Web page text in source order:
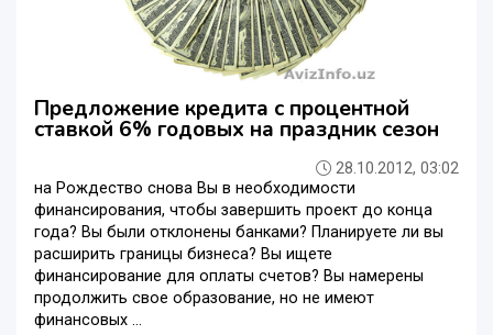
Предложение кредита с процентной
ставкой 6% годовых на праздник сезон
28.10.2012, 03:02
на Рождество снова Вы в необходимости
финансирования, чтобы завершить проект до конца
года? Вы были отклонены банками? Планируете ли вы
расширить границы бизнеса? Вы ищете
финансирование для оплаты счетов? Вы намерены
продолжить свое образование, но не имеют
финансовых ...